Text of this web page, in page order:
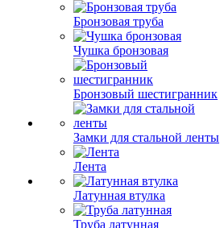
Бронзовая труба
Чушка бронзовая
Бронзовый шестигранник
Замки для стальной ленты
Лента
Латунная втулка
Труба латунная